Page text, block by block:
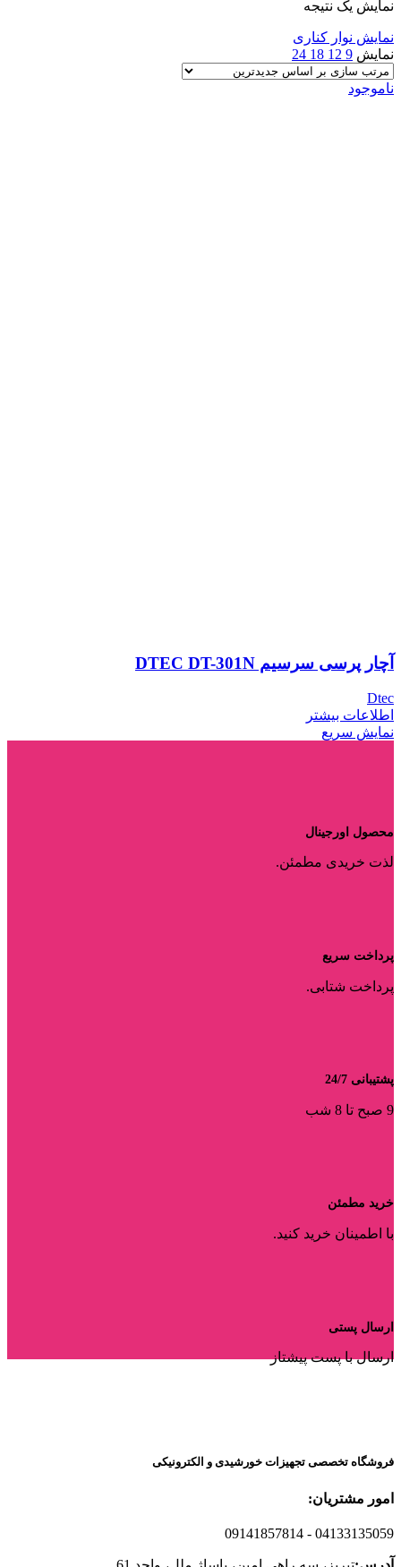
نمایش یک نتیجه
نمایش نوار کناری
نمایش 9
12
18
24
ناموجود
آچار پرسی سرسیم DTEC DT-301N
Dtec
اطلاعات بیشتر
نمایش سریع
محصول اورجینال
لذت خریدی مطمئن.
پرداخت سریع
پرداخت شتابی.
پشتیبانی 24/7
9 صبح تا 8 شب
خرید مطمئن
با اطمینان خرید کنید.
ارسال پستی
ارسال با پست پیشتاز
فروشگاه تخصصی تجهیزات خورشیدی و الکترونیکی
امور مشتریان:
- 04133135059
09141857814